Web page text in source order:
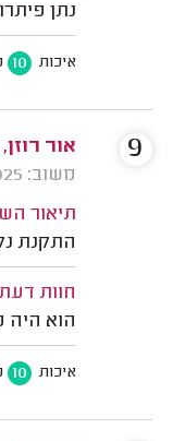
נתן
איכות 10
אור
משוב: 14/08/2025
תיאור
התקנת
חוות
הוא היה
איכות 10
9